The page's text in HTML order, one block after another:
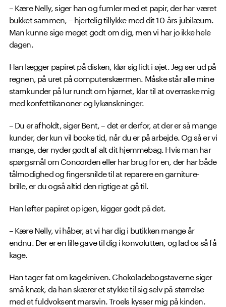
– Kære Nelly, siger han og fumler med et papir, der har været
bukket sammen, – hjertelig tillykke med dit 10-års jubilæum.
Man kunne sige meget godt om dig, men vi har jo ikke hele
dagen.
Han lægger papiret på disken, klør sig lidt i øjet. Jeg ser ud på
regnen, på uret på computerskærmen. Måske står alle mine
stamkunder på lur rundt om hjørnet, klar til at overraske mig
med konfettikanoner og lykønskninger.
– Du er afholdt, siger Bent, – det er derfor, at der er så mange
kunder, der kun vil booke tid, når du er på arbejde. Og så er vi
mange, der nyder godt af alt dit hjemmebag. Hvis man har
spørgsmål om Concorden eller har brug for en, der har både
tålmodighed og fingersnilde til at reparere en garniture-
brille, er du også altid den rigtige at gå til.
Han løfter papiret op igen, kigger godt på det.
– Kære Nelly, vi håber, at vi har dig i butikken mange år
endnu. Der er en lille gave til dig i konvolutten, og lad os så få
kage.
Han tager fat om kagekniven. Chokoladebogstaverne siger
små knæk, da han skærer et stykke til sig selv på størrelse
med et fuldvoksent marsvin. Troels kysser mig på kinden.